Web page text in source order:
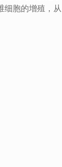
细胞的增殖，从